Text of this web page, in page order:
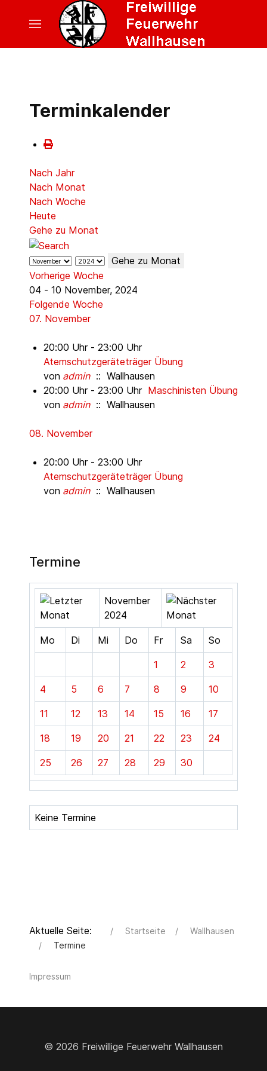
Terminkalender
Nach Jahr
Nach Monat
Nach Woche
Heute
Gehe zu Monat
Gehe zu Monat
Vorherige Woche
04 - 10 November, 2024
Folgende Woche
07. November
20:00 Uhr - 23:00 Uhr
Atemschutzgeräteträger Übung
von admin:: Wallhausen
20:00 Uhr - 23:00 Uhr Maschinisten Übung
von admin:: Wallhausen
08. November
20:00 Uhr - 23:00 Uhr
Atemschutzgeräteträger Übung
von admin:: Wallhausen
Termine
November
2024
Mo Di Mi Do Fr Sa So
1 2 3
4 5 6 7 8 9 10
11 12 13 14 15 16 17
18 19 20 21 22 23 24
25 26 27 28 29 30
Keine Termine
Aktuelle Seite: Startseite
Wallhausen
Termine
Impressum
© 2026 Freiwillige Feuerwehr Wallhausen